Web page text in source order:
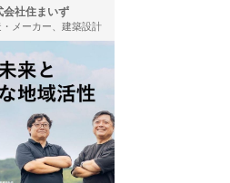
会社住まいず
・メーカー、建築設計